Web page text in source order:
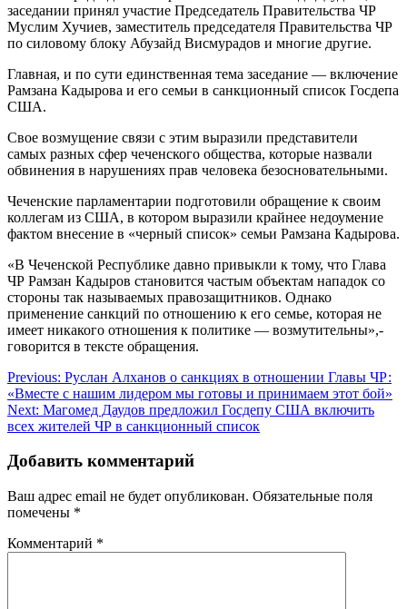
заседании принял участие Председатель Правительства ЧР
Муслим Хучиев, заместитель председателя Правительства ЧР
по силовому блоку Абузайд Висмурадов и многие другие.
Главная, и по сути единственная тема заседание — включение
Рамзана Кадырова и его семьи в санкционный список Госдепа
США.
Свое возмущение связи с этим выразили представители
самых разных сфер чеченского общества, которые назвали
обвинения в нарушениях прав человека безосновательными.
Чеченские парламентарии подготовили обращение к своим
коллегам из США, в котором выразили крайнее недоумение
фактом внесение в «черный список» семьи Рамзана Кадырова.
«В Чеченской Республике давно привыкли к тому, что Глава
ЧР Рамзан Кадыров становится частым объектам нападок со
стороны так называемых правозащитников. Однако
применение санкций по отношению к его семье, которая не
имеет никакого отношения к политике — возмутительны»,-
говорится в тексте обращения.
Навигация
по
записям
Previous: Руслан Алханов о санкциях в отношении Главы ЧР:
«Вместе с нашим лидером мы готовы и принимаем этот бой»
Next: Магомед Даудов предложил Госдепу США включить
всех жителей ЧР в санкционный список
Добавить комментарий
Ваш адрес email не будет опубликован. Обязательные поля
помечены *
Комментарий *